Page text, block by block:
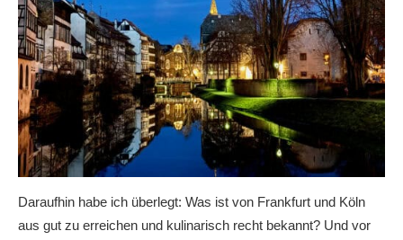
Daraufhin habe ich überlegt: Was ist von Frankfurt und Köln
aus gut zu erreichen und kulinarisch recht bekannt? Und vor